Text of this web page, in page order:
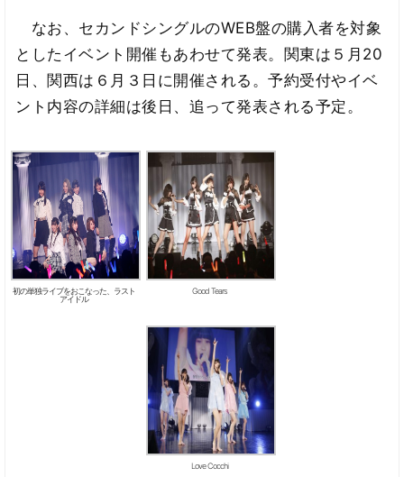
なお、セカンドシングルのWEB盤の購入者を対象
としたイベント開催もあわせて発表。関東は５月20
日、関西は６月３日に開催される。予約受付やイベ
ント内容の詳細は後日、追って発表される予定。
初の単独ライブをおこなった、ラスト
アイドル
Good Tears
Love Cocchi